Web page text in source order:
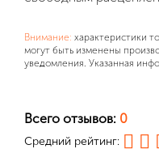
Внимание: характеристики
могут быть изменены
уведомления. Указанная
Всего отзывов: 0
Средний рейтинг: